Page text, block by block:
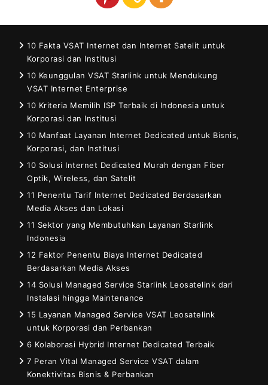
10 Fakta VSAT Internet dan Internet Satelit untuk
Korporasi dan Institusi
10 Keunggulan VSAT Starlink untuk Mendukung
VSAT Internet Enterprise
10 Kriteria Memilih ISP Terbaik di Indonesia untuk
Korporasi dan Institusi
10 Manfaat Layanan Internet Dedicated untuk Bisnis,
Korporasi, dan Institusi
10 Solusi Internet Dedicated Murah dengan Fiber
Optik, Wireless, dan Satelit
11 Penentu Tarif Internet Dedicated Berdasarkan
Media Akses dan Lokasi
11 Sektor yang Membutuhkan Layanan Starlink
Indonesia
12 Faktor Penentu Biaya Internet Dedicated
Berdasarkan Media Akses
14 Solusi Managed Service Starlink Leosatelink dari
Instalasi hingga Maintenance
15 Layanan Managed Service VSAT Leosatelink
untuk Korporasi dan Perbankan
6 Kolaborasi Hybrid Internet Dedicated Terbaik
7 Peran Vital Managed Service VSAT dalam
Konektivitas Bisnis & Perbankan